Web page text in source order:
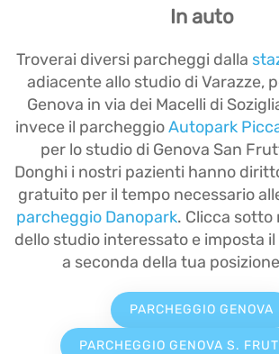
In auto
Troverai diversi parcheggi dalla
adiacente allo studio di Varazze,
Genova in via dei Macelli di
invece il parcheggioAutopark
per lo studio di Genova San
Donghi i nostri pazienti hanno
gratuito per il tempo necessario
parcheggio Danopark. Clicca sotto
dello studio interessato e imposta
a seconda della tua
PARCHEGGIO GENOVA
PARCHEGGIO GENOVA S.